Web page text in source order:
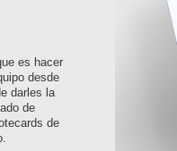
es hacer
desde
darles la
de
de